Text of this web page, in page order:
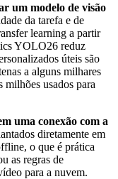
um modelo de visão
da tarefa e de
learning a partir
YOLO26 reduz
úteis são
a alguns milhares
milhões usados para
uma conexão com a
diretamente em
o que é prática
as regras de
para a nuvem.